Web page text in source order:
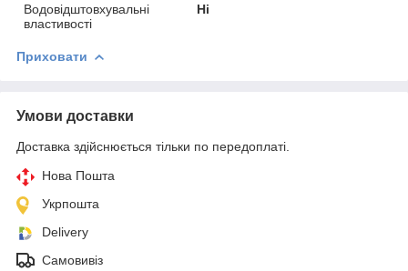
Водовідштовхувальні
властивості
Ні
Приховати
Умови доставки
Доставка здійснюється тільки по передоплаті.
Нова Пошта
Укрпошта
Delivery
Самовивіз